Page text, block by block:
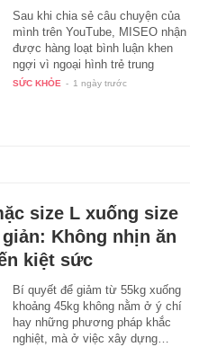
Sau khi chia sẻ câu chuyện của
mình trên YouTube, MISEO nhận
được hàng loạt bình luận khen
ngợi vì ngoại hình trẻ trung
hơn…
SỨC KHỎE - 1 ngày trước
size L xuống size
Không nhịn ăn
kiệt sức
Bí quyết để giảm từ 55kg xuống
khoảng 45kg không nằm ở ý chí
hay những phương pháp khắc
nghiệt, mà ở việc xây dựng…